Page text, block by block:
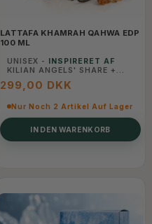
LATTAFA KHAMRAH QAHWA EDP
100 ML
UNISEX - INSPIRERET AF
KILIAN ANGELS' SHARE +
KAFFE
299,00 DKK
Nur Noch 2 Artikel Auf Lager
IN DEN WARENKORB